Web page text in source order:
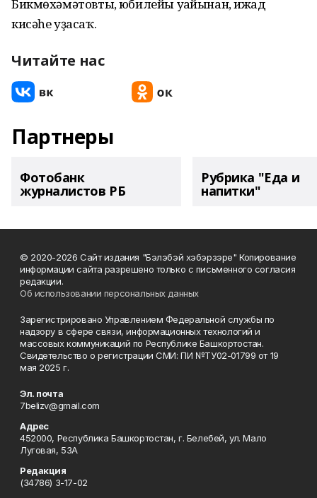
Бикмөхәмәтовтың, юбилейы уңайынан, ижад
кисәһе уҙасаҡ.
Читайте нас
Партнеры
Фотобанк
журналистов РБ
Рубрика "Еда и
напитки"
© 2020-2026 Сайт издания "Бэлэбэй хэбэрзэре" Копирование
информации сайта разрешено только с письменного согласия
редакции.
Об использовании персональных данных
Зарегистрировано Управлением Федеральной службы по
надзору в сфере связи, информационных технологий и
массовых коммуникаций по Республике Башкортостан.
Свидетельство о регистрации СМИ: ПИ №ТУ02-01799 от 19
мая 2025 г.
Эл. почта
7belizv@gmail.com
Адрес
452000, Республика Башкортостан, г. Белебей, ул. Мало
Луговая, 53А
Редакция
(34786) 3-17-02